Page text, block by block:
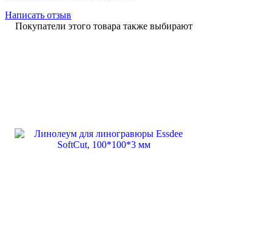
Написать отзыв
Покупатели этого товара также выбирают